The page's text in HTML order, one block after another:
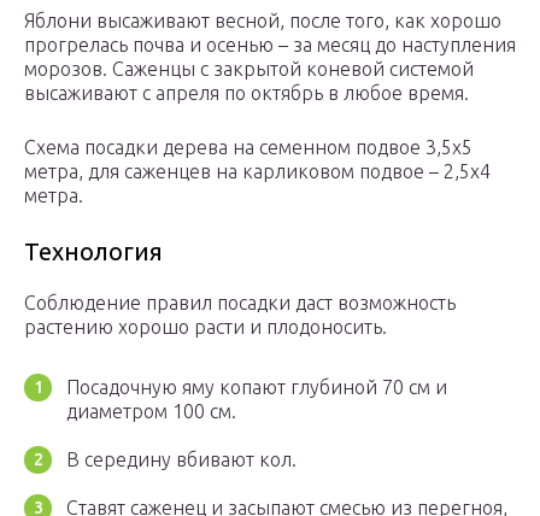
Яблони высаживают весной, после того, как хорошо
прогрелась почва и осенью – за месяц до наступления
морозов. Саженцы с закрытой коневой системой
высаживают с апреля по октябрь в любое время.
Схема посадки дерева на семенном подвое 3,5х5
метра, для саженцев на карликовом подвое – 2,5х4
метра.
Технология
Соблюдение правил посадки даст возможность
растению хорошо расти и плодоносить.
Посадочную яму копают глубиной 70 см и
диаметром 100 см.
В середину вбивают кол.
Ставят саженец и засыпают смесью из перегноя,